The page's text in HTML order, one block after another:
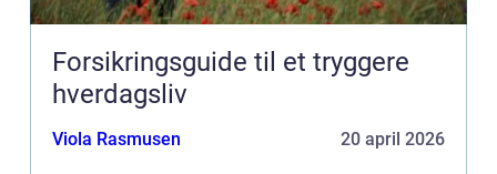
Forsikringsguide til et tryggere
hverdagsliv
Viola Rasmusen 20 april 2026